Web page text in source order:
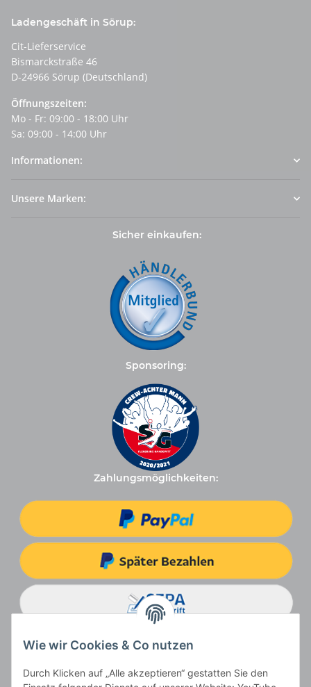
Ladengeschäft in Sörup:
Cit-Lieferservice
Bismarckstraße 46
D-24966 Sörup (Deutschland)
Öffnungszeiten:
Mo - Fr: 09:00 - 18:00 Uhr
Sa: 09:00 - 14:00 Uhr
Informationen:
Unsere Marken:
Sicher einkaufen:
Sponsoring:
Zahlungsmöglichkeiten:
Wie wir Cookies & Co nutzen
Durch Klicken auf „Alle akzeptieren“ gestatten Sie den